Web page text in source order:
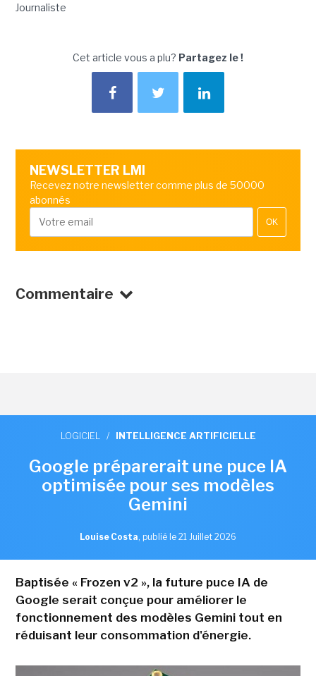
Journaliste
Cet article vous a plu? Partagez le !
NEWSLETTER LMI
Recevez notre newsletter comme plus de 50000
abonnés
OK
Commentaire
LOGICIEL / INTELLIGENCE ARTIFICIELLE
Google préparerait une puce IA
optimisée pour ses modèles
Gemini
Louise Costa, publié le 21 Juillet 2026
Baptisée « Frozen v2 », la future puce IA de
Google serait conçue pour améliorer le
fonctionnement des modèles Gemini tout en
réduisant leur consommation d'énergie.